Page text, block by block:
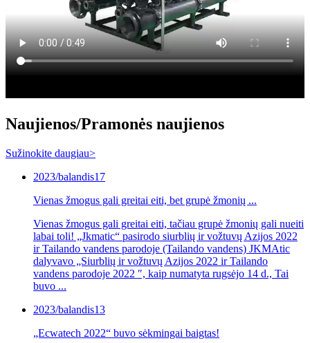
Naujienos/Pramonės naujienos
Sužinokite daugiau>
2023/balandis17
Vienas žmogus gali greitai eiti, bet grupė žmonių ...
Vienas žmogus gali greitai eiti, tačiau grupė žmonių gali nueiti
labai toli! „Jkmatic“ pasirodo siurblių ir vožtuvų Azijos 2022
ir Tailando vandens parodoje (Tailando vandens) JKMAtic
dalyvavo „Siurblių ir vožtuvų Azijos 2022 ir Tailando
vandens parodoje 2022 ″, kaip numatyta rugsėjo 14 d., Tai
buvo ...
2023/balandis13
„Ecwatech 2022“ buvo sėkmingai baigtas!